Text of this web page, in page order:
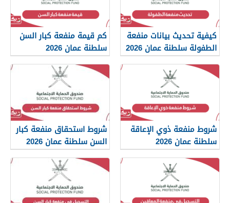
كيفية تحديث بيانات منفعة
الطفولة سلطنة عمان 2026
كم قيمة منفعة كبار السن
سلطنة عمان 2026
شروط منفعة ذوي الإعاقة
سلطنة عمان 2026
شروط استحقاق منفعة كبار
السن سلطنة عمان 2026